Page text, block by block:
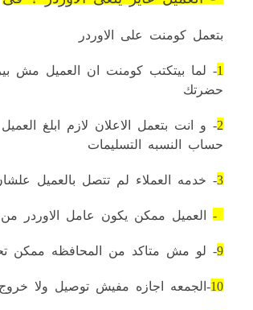
بتعمل كومنت على الاوردر
1- لما بيتكتب كومنت ان العميل مش
حضرتك
2- و انت بتعمل الاعلان لازم ابلغ
حساب النسبه التسليمات
3- خدمه العملاء لم تتصل بالعميل
العميل ممكن يكون عامل الاوردر من
9- لو مش متاكد من المحافظه ممكن
10-الجمعه اجازه مفيش توصيل ولا خروج